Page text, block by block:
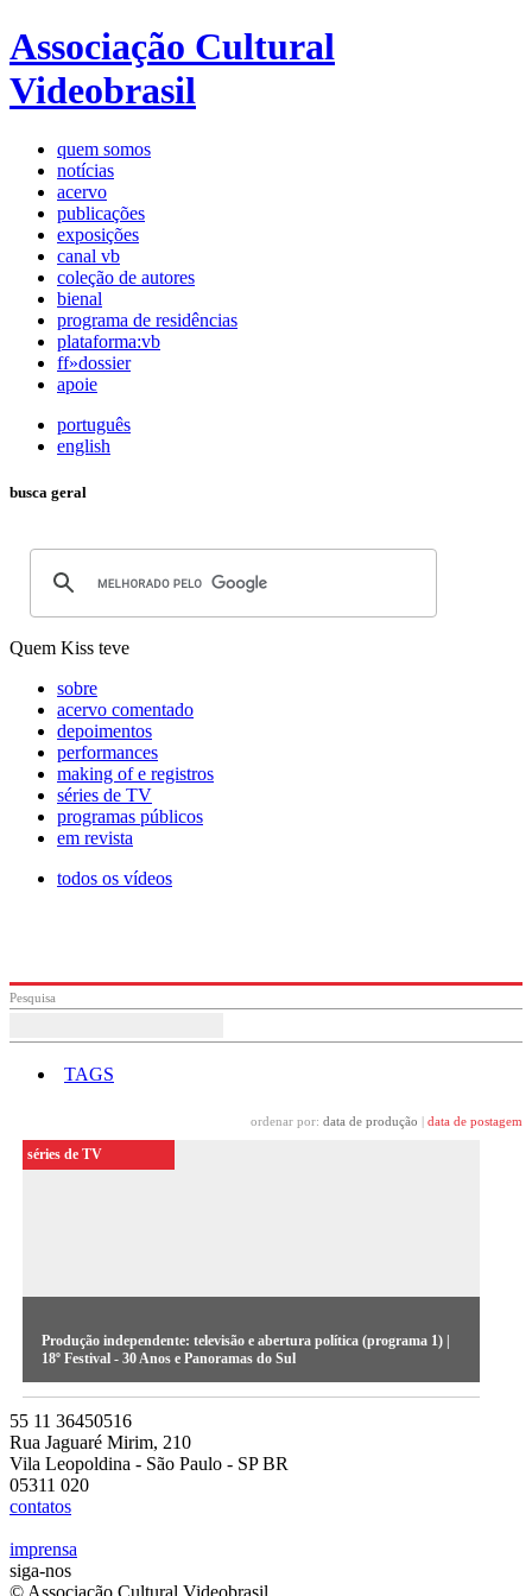
Associação Cultural
Videobrasil
quem somos
notícias
acervo
publicações
exposições
canal vb
coleção de autores
bienal
programa de residências
plataforma:vb
ff»dossier
apoie
português
english
busca geral
Quem Kiss teve
sobre
acervo comentado
depoimentos
performances
making of e registros
séries de TV
programas públicos
em revista
todos os vídeos
Pesquisa
TAGS
ordenar por: data de produção data de postagem
Produção independente: televisão e abertura política (programa 1) |
18º Festival - 30 Anos e Panoramas do Sul
séries de TV
55 11 36450516
Rua Jaguaré Mirim, 210
Vila Leopoldina - São Paulo - SP BR
05311 020
contatos
imprensa
siga-nos